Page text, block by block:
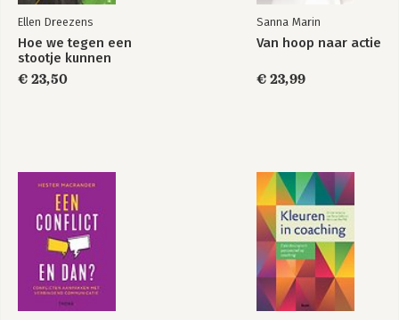
Ellen Dreezens
Hoe we tegen een
stootje kunnen
€ 23,50
Sanna Marin
Van hoop naar actie
€ 23,99